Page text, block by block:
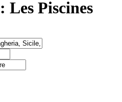
Les Piscines